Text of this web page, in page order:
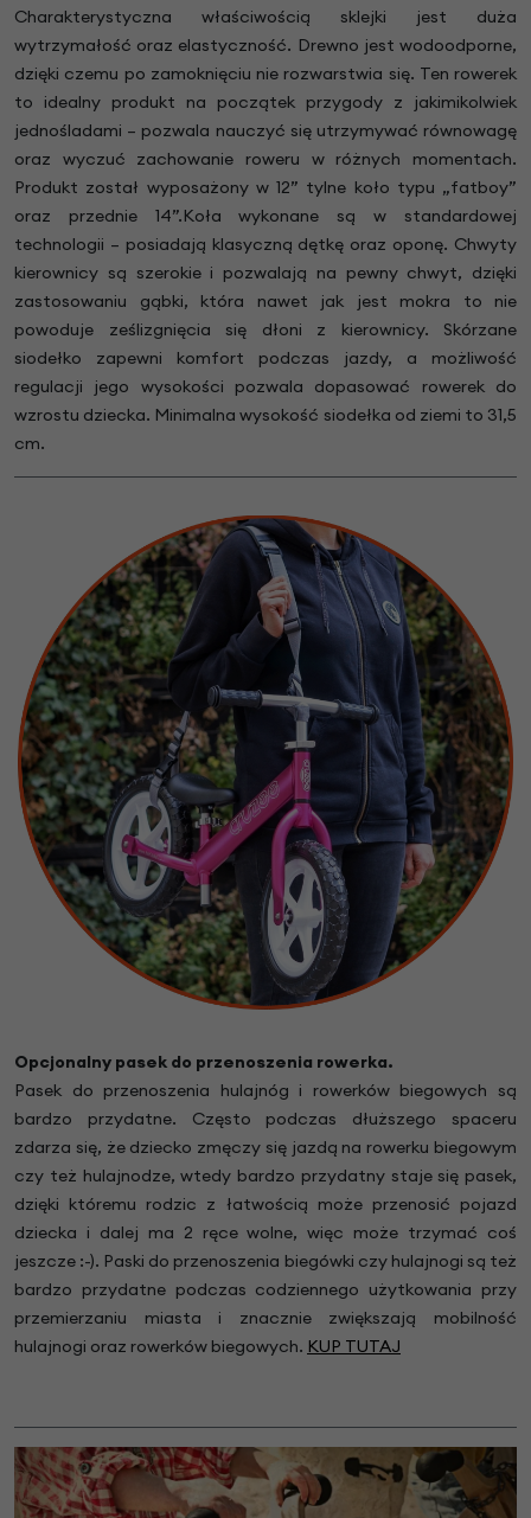
Charakterystyczna właściwością sklejki jest duża
wytrzymałość oraz elastyczność. Drewno jest wodoodporne,
dzięki czemu po zamoknięciu nie rozwarstwia się. Ten rowerek
to idealny produkt na początek przygody z jakimikolwiek
jednośladami – pozwala nauczyć się utrzymywać równowagę
oraz wyczuć zachowanie roweru w różnych momentach.
Produkt został wyposażony w 12” tylne koło typu „fatboy”
oraz przednie 14”.Koła wykonane są w standardowej
technologii – posiadają klasyczną dętkę oraz oponę. Chwyty
kierownicy są szerokie i pozwalają na pewny chwyt, dzięki
zastosowaniu gąbki, która nawet jak jest mokra to nie
powoduje ześlizgnięcia się dłoni z kierownicy. Skórzane
siodełko zapewni komfort podczas jazdy, a możliwość
regulacji jego wysokości pozwala dopasować rowerek do
wzrostu dziecka. Minimalna wysokość siodełka od ziemi to 31,5
cm.
Opcjonalny pasek do przenoszenia rowerka.
Pasek do przenoszenia hulajnóg i rowerków biegowych są
bardzo przydatne. Często podczas dłuższego spaceru
zdarza się, że dziecko zmęczy się jazdą na rowerku biegowym
czy też hulajnodze, wtedy bardzo przydatny staje się pasek,
dzięki któremu rodzic z łatwością może przenosić pojazd
dziecka i dalej ma 2 ręce wolne, więc może trzymać coś
jeszcze :-). Paski do przenoszenia biegówki czy hulajnogi są też
bardzo przydatne podczas codziennego użytkowania przy
przemierzaniu miasta i znacznie zwiększają mobilność
hulajnogi oraz rowerków biegowych. KUP TUTAJ